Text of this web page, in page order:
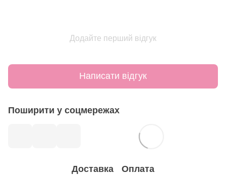
Додайте перший відгук
Написати відгук
Поширити у соцмережах
Доставка Оплата